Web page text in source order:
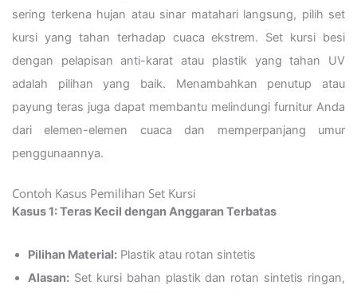
sering terkena hujan atau sinar matahari langsung, pilih set
kursi yang tahan terhadap cuaca ekstrem. Set kursi besi
dengan pelapisan anti-karat atau plastik yang tahan UV
adalah pilihan yang baik. Menambahkan penutup atau
payung teras juga dapat membantu melindungi furnitur Anda
dari elemen-elemen cuaca dan memperpanjang umur
penggunaannya.
Contoh Kasus Pemilihan Set Kursi
Kasus 1: Teras Kecil dengan Anggaran Terbatas
Pilihan Material: Plastik atau rotan sintetis
Alasan: Set kursi bahan plastik dan rotan sintetis ringan,